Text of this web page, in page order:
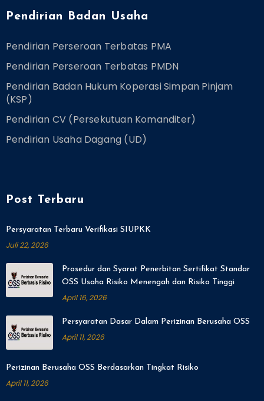
Pendirian Badan Usaha
Pendirian Perseroan Terbatas PMA
Pendirian Perseroan Terbatas PMDN
Pendirian Badan Hukum Koperasi Simpan Pinjam
(KSP)
Pendirian CV (Persekutuan Komanditer)
Pendirian Usaha Dagang (UD)
Post Terbaru
Persyaratan Terbaru Verifikasi SIUPKK
Juli 22, 2026
Prosedur dan Syarat Penerbitan Sertifikat Standar
OSS Usaha Risiko Menengah dan Risiko Tinggi
April 16, 2026
Persyaratan Dasar Dalam Perizinan Berusaha OSS
April 11, 2026
Perizinan Berusaha OSS Berdasarkan Tingkat Risiko
April 11, 2026